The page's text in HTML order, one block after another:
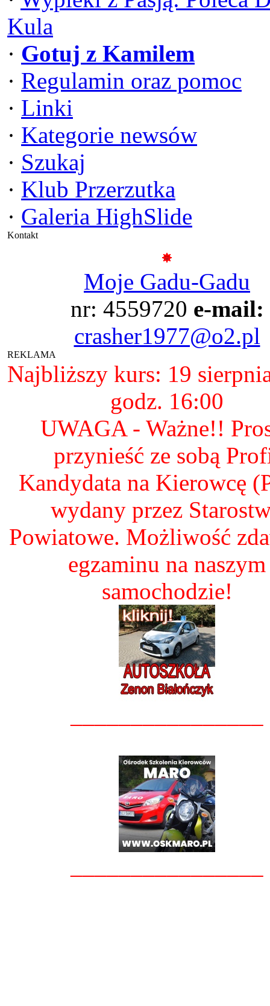
Kula
· Gotuj z Kamilem
· Regulamin oraz pomoc
· Linki
· Kategorie newsów
· Szukaj
· Klub Przerzutka
· Galeria HighSlide
Kontakt
Moje Gadu-Gadu
nr: 4559720 e-mail:
crasher1977@o2.pl
REKLAMA
Najbliższy kurs: 19
godz. 16:00
UWAGA - Ważne!!
przynieść ze sobą
Kandydata na Kierowcę
wydany przez
Powiatowe. Możliwość
egzaminu na naszym
samochodzie!